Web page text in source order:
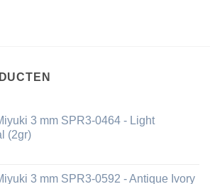
3 mm SPR3-0464 - Light
(2gr)
3 mm SPR3-0592 - Antique Ivory